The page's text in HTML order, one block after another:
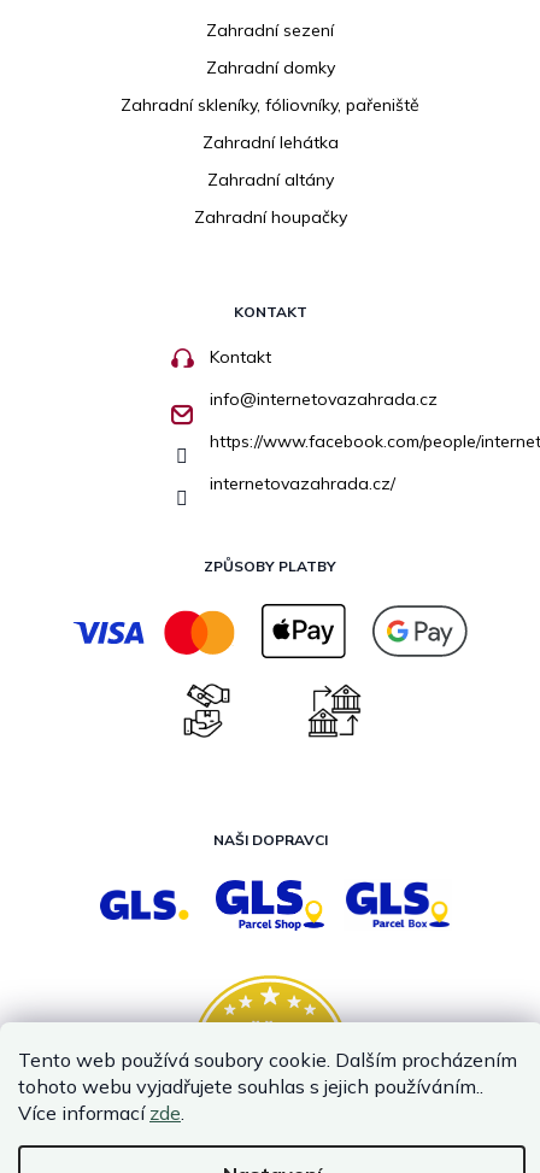
Tento web používá soubory cookie. Dalším procházením
tohoto webu vyjadřujete souhlas s jejich používáním..
Více informací zde.
Zahradní sezení
Zahradní domky
Zahradní skleníky, fóliovníky, pařeniště
Zahradní lehátka
Zahradní altány
Zahradní houpačky
KONTAKT
Kontakt
info@internetovazahrada.cz
https://www.facebook.com/people/
internetovazahrada.cz/
ZPŮSOBY PLATBY
NAŠI DOPRAVCI